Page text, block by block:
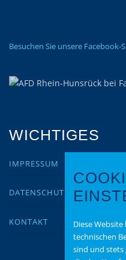
Besuchen Sie unsere Facebook-
WICHTIGES
IMPRESSUM
DATENSCHUTZ
KONTAKT
Diese
technischen
sind und stets